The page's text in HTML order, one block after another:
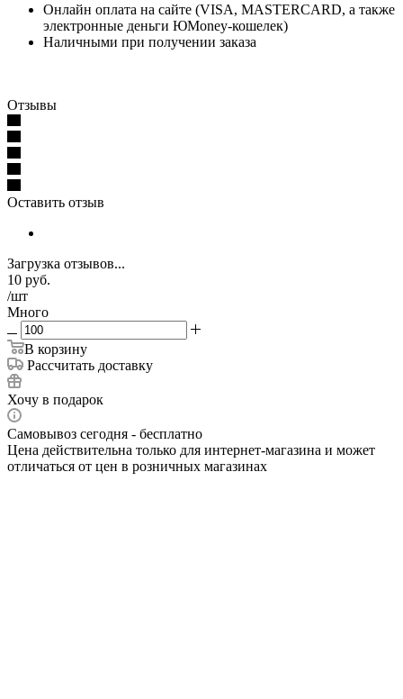
Онлайн оплата на сайте (VISA, MASTERCARD, а также
электронные деньги ЮMoney-кошелек)
Наличными при получении заказа
Отзывы
Оставить отзыв
Загрузка отзывов...
10 руб.
/шт
Много
В корзину
Рассчитать доставку
Хочу в подарок
Самовывоз сегодня - бесплатно
Цена действительна только для интернет-магазина и может
отличаться от цен в розничных магазинах